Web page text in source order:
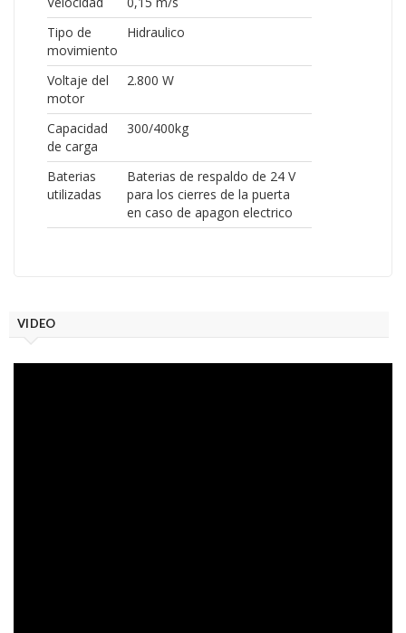
Tipo de
movimiento
Hidraulico
Voltaje del
motor
2.800 W
Capacidad
de carga
300/400kg
Baterias
utilizadas
Baterias de respaldo de 24 V
para los cierres de la puerta
en caso de apagon electrico
VIDEO